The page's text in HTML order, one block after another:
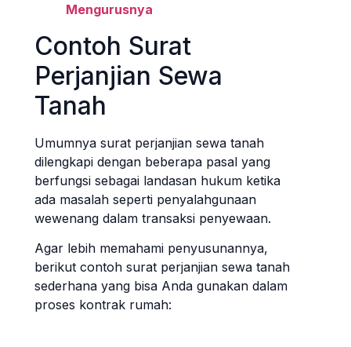
Mengurusnya
Contoh Surat
Perjanjian Sewa
Tanah
Umumnya surat perjanjian sewa tanah
dilengkapi dengan beberapa pasal yang
berfungsi sebagai landasan hukum ketika
ada masalah seperti penyalahgunaan
wewenang dalam transaksi penyewaan.
Agar lebih memahami penyusunannya,
berikut contoh surat perjanjian sewa tanah
sederhana yang bisa Anda gunakan dalam
proses kontrak rumah: